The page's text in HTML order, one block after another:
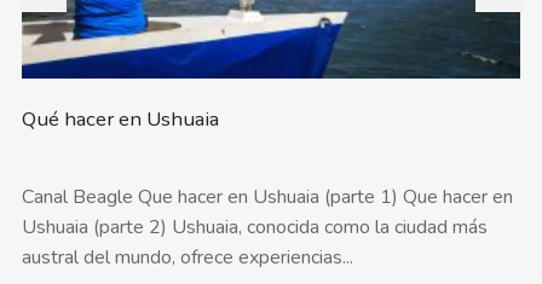
Qué hacer en Ushuaia
Canal Beagle Que hacer en Ushuaia (parte 1) Que hacer en
Ushuaia (parte 2) Ushuaia, conocida como la ciudad más
austral del mundo, ofrece experiencias...